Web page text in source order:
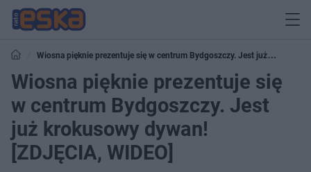
Wiosna pięknie prezentuje się w centrum Bydgoszczy. Jest już
krokusowy dywan! [ZDJĘCIA, WIDEO]
Wiosna pięknie prezentuje się
w centrum Bydgoszczy. Jest
już krokusowy dywan!
[ZDJĘCIA, WIDEO]